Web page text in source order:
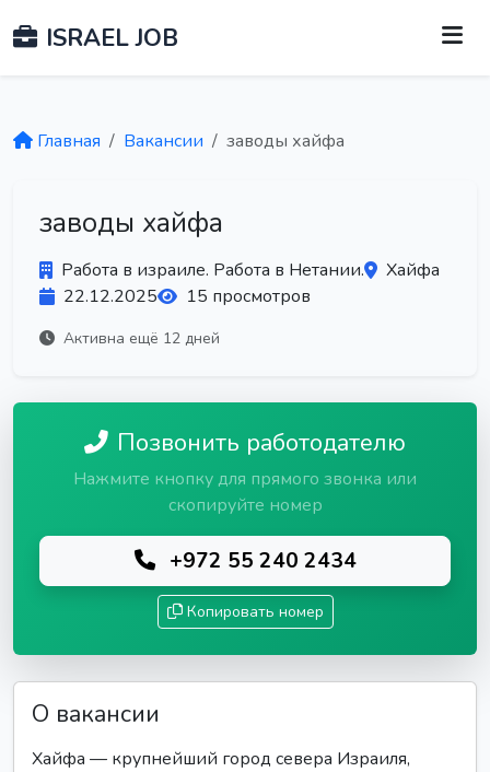
ISRAEL JOB
Главная Вакансии заводы хайфа
заводы хайфа
Работа в израиле. Работа в Нетании.
Хайфа
22.12.2025
15 просмотров
Активна ещё 12 дней
Позвонить работодателю
Нажмите кнопку для прямого звонка или
скопируйте номер
+972 55 240 2434
Копировать номер
О вакансии
Хайфа — крупнейший город севера Израиля,